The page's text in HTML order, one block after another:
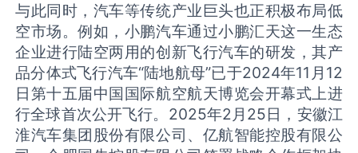
与此同时，汽车等传统产业巨头也正积极布局低
空市场。例如，小鹏汽车通过小鹏汇天这一生态
企业进行陆空两用的创新飞行汽车的研发，其产
品分体式飞行汽车“陆地航母”已于2024年11月12
日第十五届中国国际航空航天博览会开幕式上进
行全球首次公开飞行。2025年2月25日，安徽江
淮汽车集团股份有限公司、亿航智能控股有限公